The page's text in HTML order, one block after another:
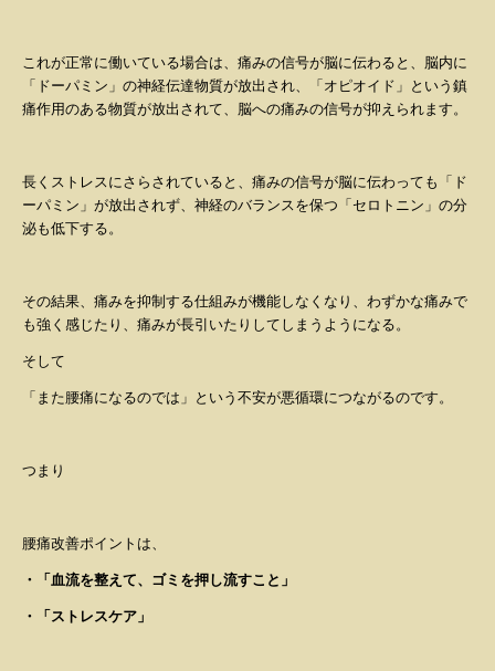
これが正常に働いている場合は、痛みの信号が脳に伝わると、脳内に
「ドーパミン」の神経伝達物質が放出され、「オピオイド」という鎮
痛作用のある物質が放出されて、脳への痛みの信号が抑えられます。
長くストレスにさらされていると、痛みの信号が脳に伝わっても「ド
ーパミン」が放出されず、神経のバランスを保つ「セロトニン」の分
泌も低下する。
その結果、痛みを抑制する仕組みが機能しなくなり、わずかな痛みで
も強く感じたり、痛みが長引いたりしてしまうようになる。
そして
「また腰痛になるのでは」という不安が悪循環につながるのです。
つまり
腰痛改善ポイントは、
・「血流を整えて、ゴミを押し流すこと」
・「ストレスケア」